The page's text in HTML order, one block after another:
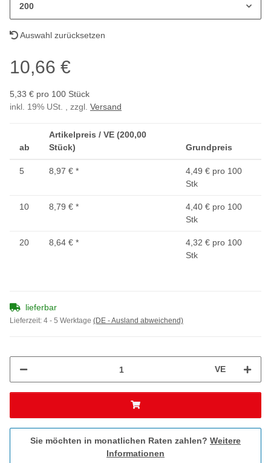
200
Auswahl zurücksetzen
10,66 €
5,33 € pro 100 Stück
inkl. 19% USt. , zzgl. Versand
ab
Artikelpreis / VE (200,00
Stück)
Grundpreis
5 8,97 € *
4,49 € pro 100
Stk
10 8,79 € *
4,40 € pro 100
Stk
20 8,64 € *
4,32 € pro 100
Stk
lieferbar
Lieferzeit: 4 - 5 Werktage (DE - Ausland abweichend)
VE
Sie möchten in monatlichen Raten zahlen? Weitere
Informationen